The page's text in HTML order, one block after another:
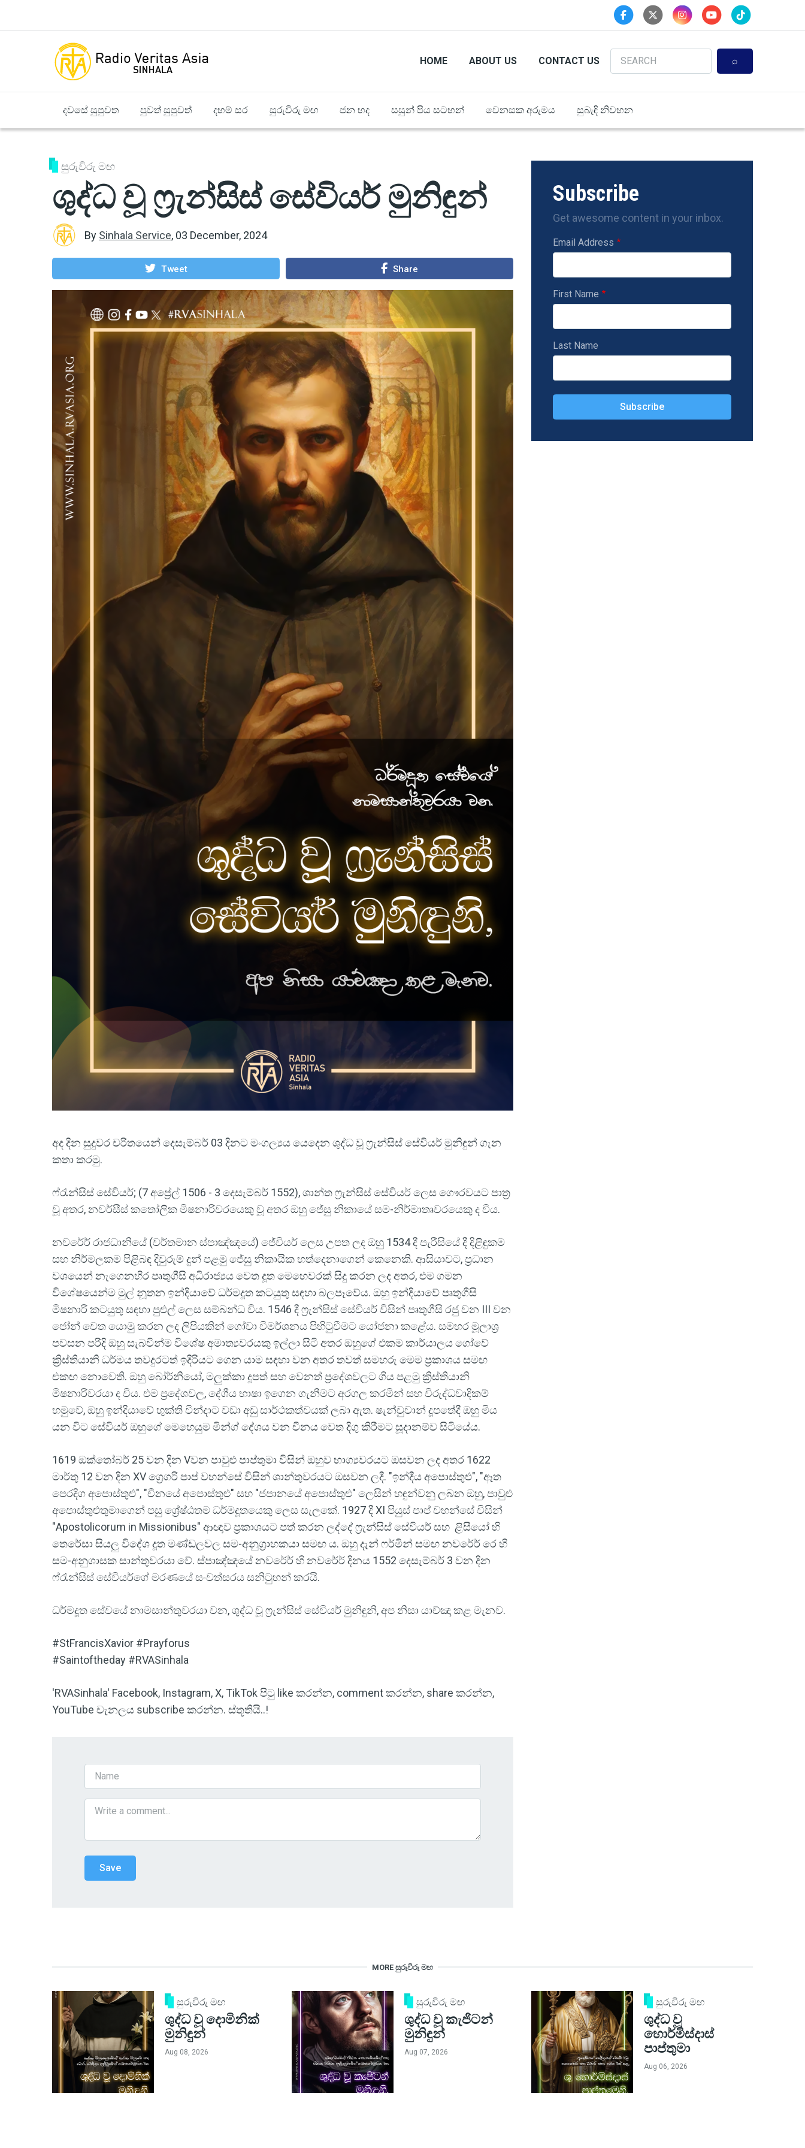
HOME ABOUT US CONTACT US
Search
දවසේ සුපුවත පුවත් සුපුවත් දහම් සර සුරුවිරු මඟ ජන හද සසුන් පිය සටහන් වෙනසක අරුමය සුබැඳි නිවහන
සුරුවිරු මඟ
ශුද්ධ වූ ෆ්‍රැන්සිස් සේවියර් මුනිඳුන්
By Sinhala Service, 03 December, 2024
Tweet Share
අද දින සුදුවර චරිතයෙන් දෙසැම්බර් 03 දිනට මංගල්‍යය යෙදෙන ශුද්ධ වූ ෆ්‍රැන්සිස් සේවියර් මුනිඳුන් ගැන
කතා කරමු.
ෆ්රැන්සිස් සේවියර්; (7 අප්‍රේල් 1506 - 3 දෙසැම්බර් 1552), ශාන්ත ෆ්‍රැන්සිස් සේවියර් ලෙස ගෞරවයට පාත්‍ර
වූ අතර, නවර්සීස් කතෝලික මිෂනාරිවරයෙකු වූ අතර ඔහු ජේසු නිකායේ සම-නිර්මාතෘවරයෙකු ද විය.
නවර්‍රේ රාජධානියේ (වර්තමාන ස්පාඤ්ඤයේ) ජේවියර් ලෙස උපත ලද ඔහු 1534 දී පැරීසියේ දී දිළිඳුකම
සහ නිර්මලකම පිළිබඳ දිවුරුම් දුන් පළමු ජේසු නිකායික හත්දෙනාගෙන් කෙනෙකි. ආසියාවට, ප්‍රධාන
වශයෙන් නැගෙනහිර පෘතුගීසි අධිරාජ්‍යය වෙත දූත මෙහෙවරක් සිදු කරන ලද අතර, එම ගමන
විශේෂයෙන්ම මුල් නූතන ඉන්දියාවේ ධර්මදූත කටයුතු සඳහා බලපෑවේය. ඔහු ඉන්දියාවේ පෘතුගීසි
මිෂනාරි කටයුතු සඳහා පුළුල් ලෙස සම්බන්ධ විය. 1546 දී ෆ්‍රැන්සිස් සේවියර් විසින් පෘතුගීසි රජු වන III වන
ජෝන් වෙත යොමු කරන ලද ලිපියකින් ගෝවා විමර්ශනය පිහිටුවීමට යෝජනා කළේය. සමහර මූලාශ්‍ර
පවසන පරිදි ඔහු සැබවින්ම විශේෂ අමාත්‍යවරයකු ඉල්ලා සිටි අතර ඔහුගේ එකම කාර්යාලය ගෝවේ
ක්‍රිස්තියානි ධර්මය තවදුරටත් ඉදිරියට ගෙන යාම සඳහා වන අතර තවත් සමහරු මෙම ප්‍රකාශය සමඟ
එකඟ නොවෙති. ඔහු බෝර්නියෝ, මලුක්කා දූපත් සහ වෙනත් ප්‍රදේශවලට ගිය පළමු ක්‍රිස්තියානි
මිෂනාරිවරයා ද විය. එම ප්‍රදේශවල, දේශීය භාෂා ඉගෙන ගැනීමට අරගල කරමින් සහ විරුද්ධවාදිකම්
හමුවේ, ඔහු ඉන්දියාවේ භුක්ති වින්දාට වඩා අඩු සාර්ථකත්වයක් ලබා ඇත. ෂැන්චුවාන් දූපතේදී ඔහු මිය
යන විට සේවියර් ඔහුගේ මෙහෙයුම මින්ග් දේශය වන චීනය වෙත දිගු කිරීමට සූදානම්ව සිටියේය.
1619 ඔක්තෝබර් 25 වන දින Vවන පාවුළු පාප්තුමා විසින් ඔහුව භාග්‍යවරයට ඔසවන ලද අතර 1622
මාර්තු 12 වන දින XV ග්‍රෙගරි පාප් වහන්සේ විසින් ශාන්තුවරයට ඔසවන ලදී. "ඉන්දීය අපොස්තුළු", "ඈත
පෙරදිග අපොස්තුළු", "චීනයේ අපොස්තුළු" සහ "ජපානයේ අපොස්තුළු" ලෙසින් හඳුන්වනු ලබන ඔහු, පාවුළු
අපොස්තුළුතුමාගෙන් පසු ශ්‍රේෂ්ඨතම ධර්මදූතයෙකු ලෙස සැලකේ. 1927 දී XI පියුස් පාප් වහන්සේ විසින්
"Apostolicorum in Missionibus" ආඥාව ප්‍රකාශයට පත් කරන ලද්දේ ෆ්‍රැන්සිස් සේවියර් සහ ළිසීයෝ හි
තෙරේසා සියලු විදේශ දූත මණ්ඩලවල සම-අනුග්‍රාහකයා සමඟ ය. ඔහු දැන් ෆර්මින් සමඟ නවර්‍රේ රෙ හි
සම-අනුශාසක සාන්තුවරයා වේ. ස්පාඤ්ඤයේ නවර්‍රේ හි නවර්‍රේ දිනය 1552 දෙසැම්බර් 3 වන දින
ෆ්රැන්සිස් සේවියර්ගේ මරණයේ සංවත්සරය සනිටුහන් කරයි.
ධර්මදූත සේවයේ නාමසාන්තුවරයා වන, ශුද්ධ වූ ෆ්‍රැන්සිස් සේවියර් මුනිඳුනි, අප නිසා යාච්ඤා කළ මැනව.
#StFrancisXavior #Prayforus
#Saintoftheday #RVASinhala
'RVASinhala' Facebook, Instagram, X, TikTok පිටු like කරන්න, comment කරන්න, share කරන්න,
YouTube චැනලය subscribe කරන්න. ස්තූතියි..!
Subscribe
Get awesome content in your inbox.
Email Address
First Name
Last Name
MORE සුරුවිරු මඟ
සුරුවිරු මඟ
ශුද්ධ වූ දොමිනික්
මුනිඳුන්
Aug 08, 2026
සුරුවිරු මඟ
ශුද්ධ වූ කැජිටන්
මුනිඳුන්
Aug 07, 2026
සුරුවිරු මඟ
ශුද්ධ වූ
හොර්මිස්දාස්
පාප්තුමා
Aug 06, 2026